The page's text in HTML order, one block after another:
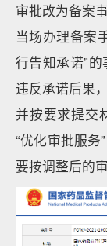
审批改为备案
当场办理备案
行告知承诺”
违反承诺后果
并按要求提交
“优化审批服
要按调整后的